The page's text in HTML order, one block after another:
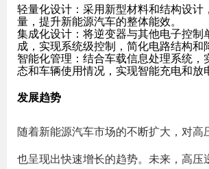
轻量化设计 ：采用新型材料和结构设
量，提升新能源汽车的整体能效。
集成化设计 ：将逆变器与其他电子控制
成，实现系统级控制，简化电路结构和
智能化管理 ：结合车载信息处理系统
态和车辆使用情况，实现智能充电和放
发展趋势
随着新能源汽车市场的不断扩大，对高
也呈现出快速增长的趋势。未来，高压